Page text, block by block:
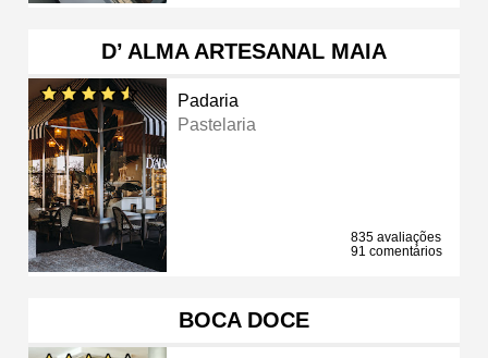
D’ ALMA ARTESANAL MAIA
Padaria
Pastelaria
835 avaliações
91 comentários
BOCA DOCE